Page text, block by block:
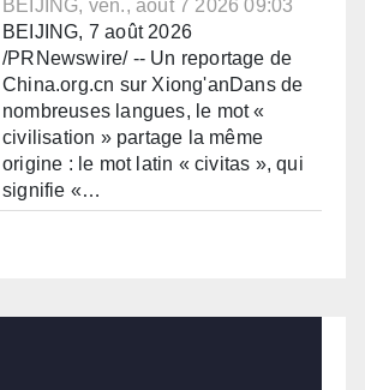
BEIJING, ven., août 7 2026 09:03
BEIJING, 7 août 2026
/PRNewswire/ -- Un reportage de
China.org.cn sur Xiong'anDans de
nombreuses langues, le mot «
civilisation » partage la même
origine : le mot latin « civitas », qui
signifie «…